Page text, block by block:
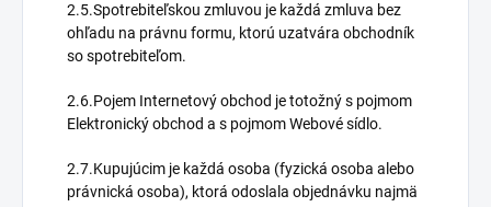
2.5.Spotrebiteľskou zmluvou je každá zmluva bez
ohľadu na právnu formu, ktorú uzatvára obchodník
so spotrebiteľom.
2.6.Pojem Internetový obchod je totožný s pojmom
Elektronický obchod a s pojmom Webové sídlo.
2.7.Kupujúcim je každá osoba (fyzická osoba alebo
právnická osoba), ktorá odoslala objednávku najmä